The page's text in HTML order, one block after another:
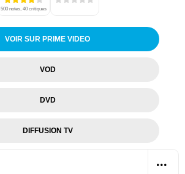
500 notes, 40 critiques
VOIR SUR PRIME VIDEO
VOD
DVD
DIFFUSION TV